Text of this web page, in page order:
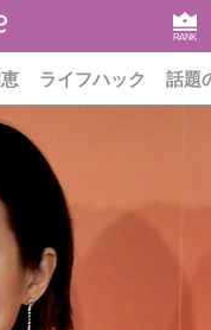
RANK
ライフハック 話題